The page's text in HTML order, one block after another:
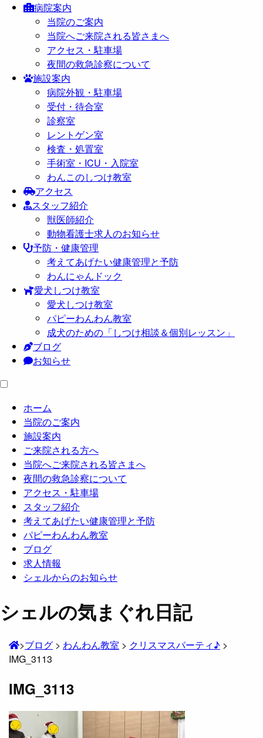
病院案内
当院のご案内
当院へご来院される皆さまへ
アクセス・駐車場
夜間の救急診察について
施設案内
病院外観・駐車場
受付・待合室
診察室
レントゲン室
検査・処置室
手術室・ICU・入院室
わんこのしつけ教室
アクセス
スタッフ紹介
獣医師紹介
動物看護士求人のお知らせ
予防・健康管理
考えてあげたい健康管理と予防
わんにゃんドック
愛犬しつけ教室
愛犬しつけ教室
パピーわんわん教室
成犬のための「しつけ相談＆個別レッスン」
ブログ
お知らせ
ホーム
当院のご案内
施設案内
ご来院される方へ
当院へご来院される皆さまへ
夜間の救急診察について
アクセス・駐車場
スタッフ紹介
考えてあげたい健康管理と予防
パピーわんわん教室
ブログ
求人情報
シェルからのお知らせ
シェルの気まぐれ日記
>ブログ > わんわん教室 > クリスマスパーティ♪ >
IMG_3113
IMG_3113